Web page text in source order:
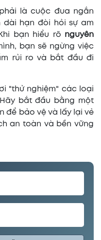
là cuộc đua ngắn
dài hạn đòi hỏi sự am
bạn hiểu rõ nguyên
bạn sẽ ngừng việc
rủi ro và bắt đầu đi
"thử nghiệm" các loại
bắt đầu bằng một
để bảo vệ và lấy lại vẻ
an toàn và bền vững